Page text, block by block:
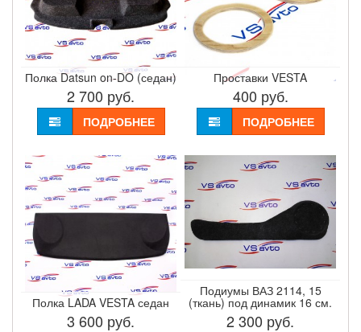
Полка Datsun on-DO (седан)
2 700 руб.
ПОДРОБНЕЕ
Проставки VESTA
400 руб.
ПОДРОБНЕЕ
Полка LADA VESTA седан
3 600 руб.
Подиумы ВАЗ 2114, 15
(ткань) под динамик 16 см.
2 300 руб.